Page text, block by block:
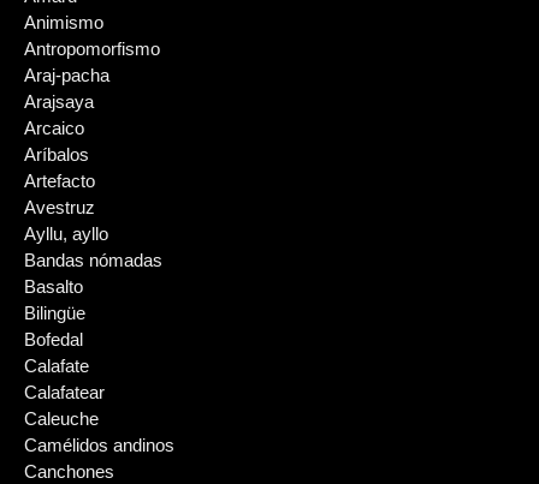
Animismo
Antropomorfismo
Araj-pacha
Arajsaya
Arcaico
Aríbalos
Artefacto
Avestruz
Ayllu, ayllo
Bandas nómadas
Basalto
Bilingüe
Bofedal
Calafate
Calafatear
Caleuche
Camélidos andinos
Canchones